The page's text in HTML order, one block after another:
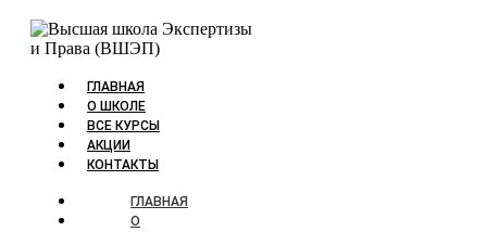
ГЛАВНАЯ
О ШКОЛЕ
ВСЕ КУРСЫ
АКЦИИ
КОНТАКТЫ
ГЛАВНАЯ
О